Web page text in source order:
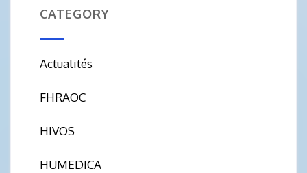
CATEGORY
Actualités
FHRAOC
HIVOS
HUMEDICA